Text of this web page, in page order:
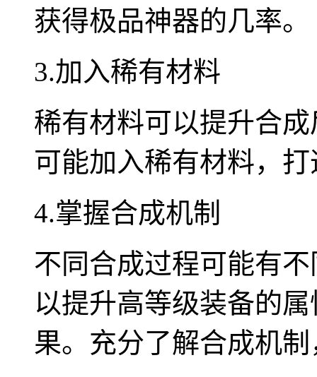
获得极品神器的几率。
3.加入稀有材料
稀有材料可以提升合
可能加入稀有材料，
4.掌握合成机制
不同合成过程可能有
以提升高等级装备的
果。充分了解合成机